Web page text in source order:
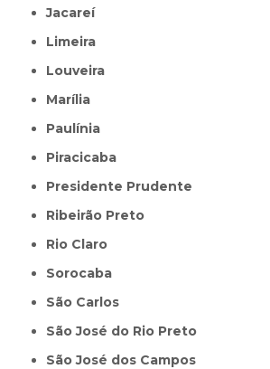
Jacareí
Limeira
Louveira
Marília
Paulínia
Piracicaba
Presidente Prudente
Ribeirão Preto
Rio Claro
Sorocaba
São Carlos
São José do Rio Preto
São José dos Campos